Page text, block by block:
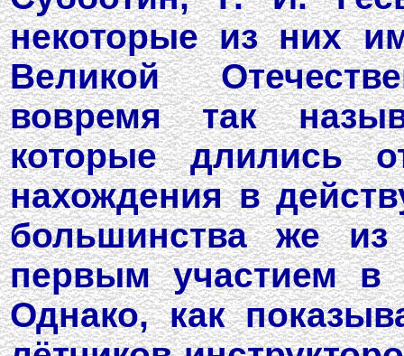
некоторые из них
Великой
вовремя так
которые длились
нахождения в
большинства же
первым участием в
Однако, как